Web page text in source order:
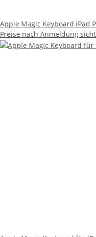
Apple Magic Keyboard iPad
Preise nach Anmeldung